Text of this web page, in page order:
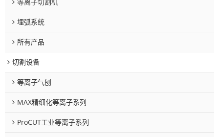
埋弧系统
所有产品
切割设备
等离子气刨
MAX精细化等离子系列
ProCUT工业等离子系列